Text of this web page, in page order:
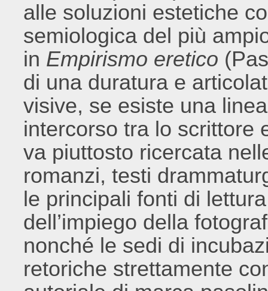
alle soluzioni estetiche
semiologica del più
in Empirismo eretico
di una duratura e
visive, se esiste una
intercorso tra lo scrittore
va piuttosto ricercata
romanzi, testi
le principali fonti di
dell’impiego della
nonché le sedi di
retoriche strettamente